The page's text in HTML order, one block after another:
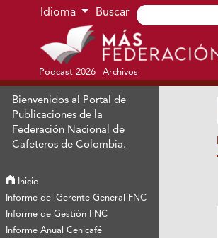
Ir al menú de navegación principal
Ir al contenido principal
Ir al pie de página del sitio
Idioma Buscar
Podcast 2026 Archivos
Bienvenidos al Portal de
Publicaciones de la
Federación Nacional de
Cafeteros de Colombia.
Inicio
Informe del Gerente General FNC
Informe de Gestión FNC
Informe Anual Cenicafé